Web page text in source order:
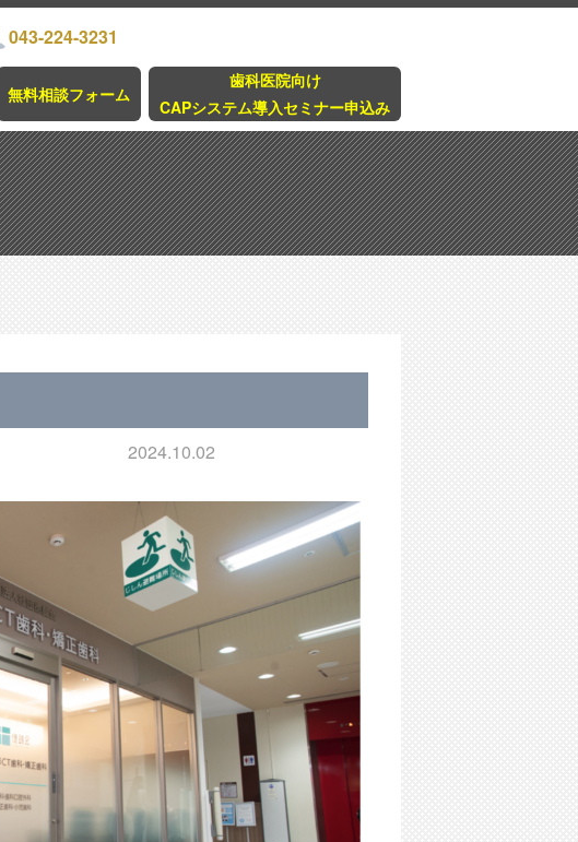
043-224-3231
無料相談フォーム
歯科医院向け
CAPシステム導入セミナー申込み
2024.10.02